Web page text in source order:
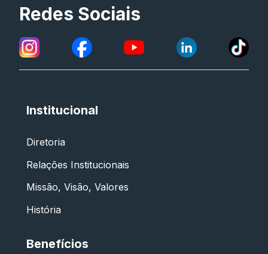
Redes Sociais
Institucional
Diretoria
Relações Institucionais
Missão, Visão, Valores
História
Benefícios